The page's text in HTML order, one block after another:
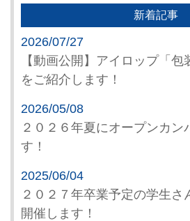
新着記事
2026/07/27
【動画公開】アイロップ「
をご紹介します！
2026/05/08
２０２６年夏にオープンカン
す！
2025/06/04
２０２７年卒業予定の学生さ
開催します！